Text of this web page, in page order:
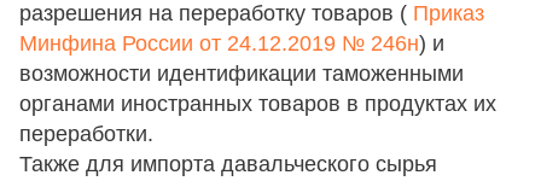
разрешения на переработку товаров ( Приказ
Минфина России от 24.12.2019 № 246н) и
возможности идентификации таможенными
органами иностранных товаров в продуктах их
переработки.
Также для импорта давальческого сырья